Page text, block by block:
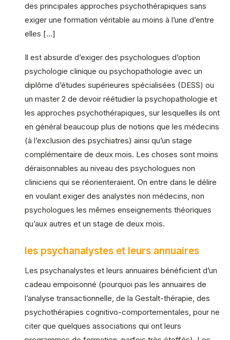
des principales approches psychothérapiques sans
exiger une formation véritable au moins à l’une d’entre
elles […]
Il est absurde d’exiger des psychologues d’option
psychologie clinique ou psychopathologie avec un
diplôme d’études supérieures spécialisées (DESS) ou
un master 2 de devoir réétudier la psychopathologie et
les approches psychothérapiques, sur lesquelles ils ont
en général beaucoup plus de notions que les médecins
(à l’exclusion des psychiatres) ainsi qu’un stage
complémentaire de deux mois. Les choses sont moins
déraisonnables au niveau des psychologues non
cliniciens qui se réorienteraient. On entre dans le délire
en voulant exiger des analystes non médecins, non
psychologues les mêmes enseignements théoriques
qu’aux autres et un stage de deux mois.
les psychanalystes et leurs annuaires
Les psychanalystes et leurs annuaires bénéficient d’un
cadeau empoisonné (pourquoi pas les annuaires de
l’analyse transactionnelle, de la Gestalt-thérapie, des
psychothérapies cognitivo-comportementales, pour ne
citer que quelques associations qui ont leurs